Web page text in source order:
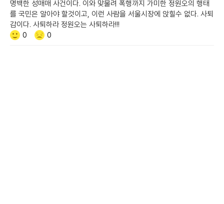
명백한 성매매 사건이다. 이와 맞물려 폭행까지 가미한 정원오의 행태
를 국민은 알아야 할것이고, 이런 사람을 서울시장에 앉힐수 없다. 사퇴
감이다. 사퇴하라 정원오는 사퇴하라!!!
Like/Dislike
공
0
비
0